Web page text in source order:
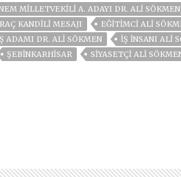
MILLETVEKILI A. ADAYI DR. ALI SÖKMEN
KANDİLİ MESAJI EĞİTİMCİ ALİ
ADAMI DR. ALI SÖKMEN IŞ INSANI ALI
ŞEBINKARHISAR SİYASETÇİ ALİ